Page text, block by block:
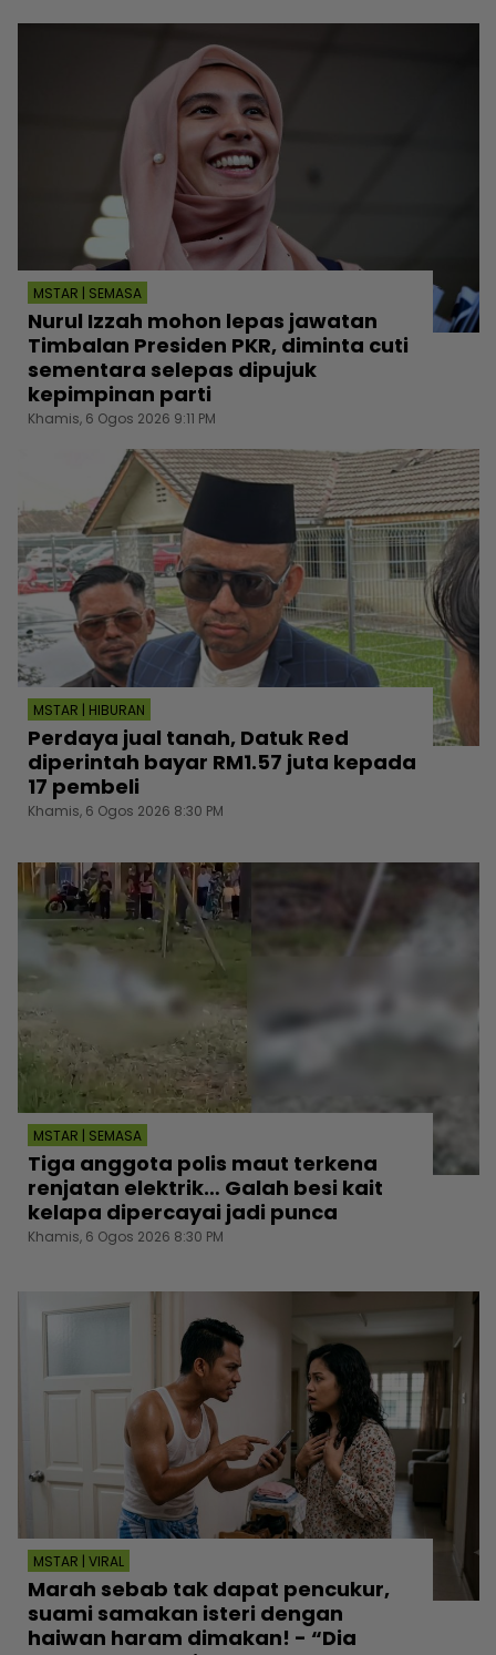
MSTAR | SEMASA
Nurul Izzah mohon lepas jawatan
Timbalan Presiden PKR, diminta cuti
sementara selepas dipujuk
kepimpinan parti
Khamis, 6 Ogos 2026 9:11 PM
MSTAR | HIBURAN
Perdaya jual tanah, Datuk Red
diperintah bayar RM1.57 juta kepada
17 pembeli
Khamis, 6 Ogos 2026 8:30 PM
MSTAR | SEMASA
Tiga anggota polis maut terkena
renjatan elektrik… Galah besi kait
kelapa dipercayai jadi punca
Khamis, 6 Ogos 2026 8:30 PM
MSTAR | VIRAL
Marah sebab tak dapat pencukur,
suami samakan isteri dengan
haiwan haram dimakan! - “Dia